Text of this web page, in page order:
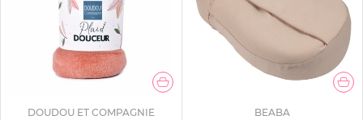
DOUDOU ET COMPAGNIE BEABA